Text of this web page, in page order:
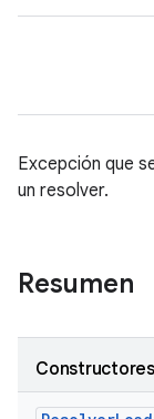
Excepción que
un resolver.
Resumen